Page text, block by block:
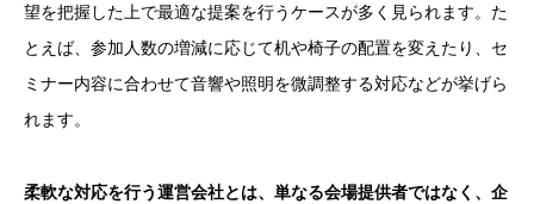
望を把握した上で最適な提案を行うケースが多く見られます。た
とえば、参加人数の増減に応じて机や椅子の配置を変えたり、セ
ミナー内容に合わせて音響や照明を微調整する対応などが挙げら
れます。
柔軟な対応を行う運営会社とは、単なる会場提供者ではなく、企